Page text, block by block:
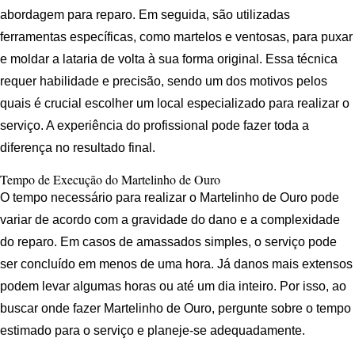
abordagem para reparo. Em seguida, são utilizadas
ferramentas específicas, como martelos e ventosas, para puxar
e moldar a lataria de volta à sua forma original. Essa técnica
requer habilidade e precisão, sendo um dos motivos pelos
quais é crucial escolher um local especializado para realizar o
serviço. A experiência do profissional pode fazer toda a
diferença no resultado final.
Tempo de Execução do Martelinho de Ouro
O tempo necessário para realizar o Martelinho de Ouro pode
variar de acordo com a gravidade do dano e a complexidade
do reparo. Em casos de amassados simples, o serviço pode
ser concluído em menos de uma hora. Já danos mais extensos
podem levar algumas horas ou até um dia inteiro. Por isso, ao
buscar onde fazer Martelinho de Ouro, pergunte sobre o tempo
estimado para o serviço e planeje-se adequadamente.